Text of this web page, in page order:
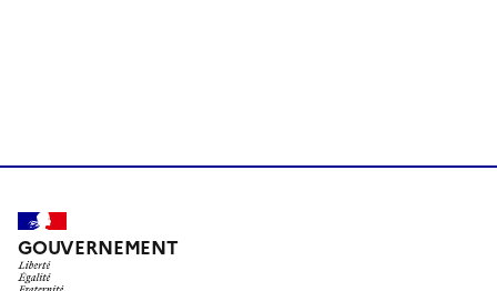
GOUVERNEMENT